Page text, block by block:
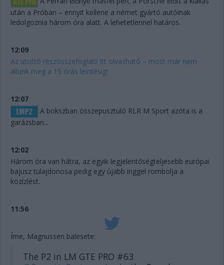
után a Próban – ennyit kellene a német gyártó autóinak
ledolgoznia három óra alatt. A lehetetlennel határos.
12:09
Az utolsó részösszefoglaló itt olvasható – most már nem
állunk meg a 15 órás leintésig!
12:07
A bokszban összepusztuló RLR M Sport azóta is a
garázsban...
12:02
Három óra van hátra, az egyik legjelentőségteljesebb európai
bajusz tulajdonosa pedig egy újabb inggel rombolja a
közízlést.
11:56
Íme, Magnussen balesete:
The P2 in LM GTE PRO #63